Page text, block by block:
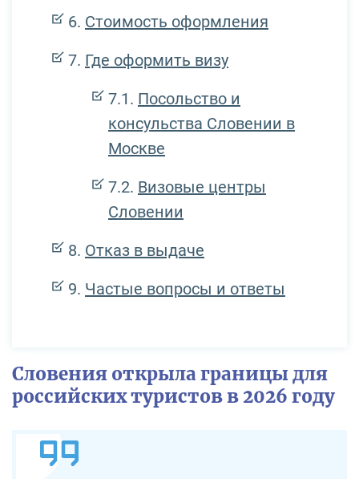
Стоимость оформления
Где оформить визу
Посольство и
консульства Словении в
Москве
Визовые центры
Словении
Отказ в выдаче
Частые вопросы и ответы
Словения открыла границы для
российских туристов в 2026 году